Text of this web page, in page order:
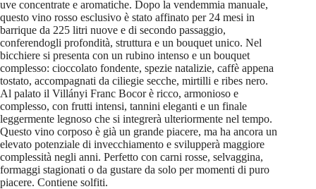
uve concentrate e aromatiche. Dopo la vendemmia manuale,
questo vino rosso esclusivo è stato affinato per 24 mesi in
barrique da 225 litri nuove e di secondo passaggio,
conferendogli profondità, struttura e un bouquet unico. Nel
bicchiere si presenta con un rubino intenso e un bouquet
complesso: cioccolato fondente, spezie natalizie, caffè appena
tostato, accompagnati da ciliegie secche, mirtilli e ribes nero.
Al palato il Villányi Franc Bocor è ricco, armonioso e
complesso, con frutti intensi, tannini eleganti e un finale
leggermente legnoso che si integrerà ulteriormente nel tempo.
Questo vino corposo è già un grande piacere, ma ha ancora un
elevato potenziale di invecchiamento e svilupperà maggiore
complessità negli anni. Perfetto con carni rosse, selvaggina,
formaggi stagionati o da gustare da solo per momenti di puro
piacere. Contiene solfiti.